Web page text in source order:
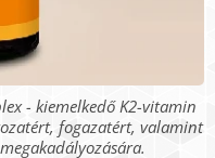
- kiemelkedő K2-vitamin
fogazatért, valamint